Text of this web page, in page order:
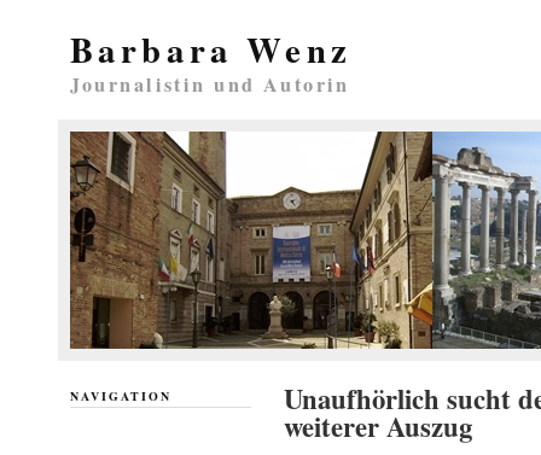
Barbara Wenz
Journalistin und Autorin
Unaufhörlich sucht
weiterer Auszug
NAVIGATION